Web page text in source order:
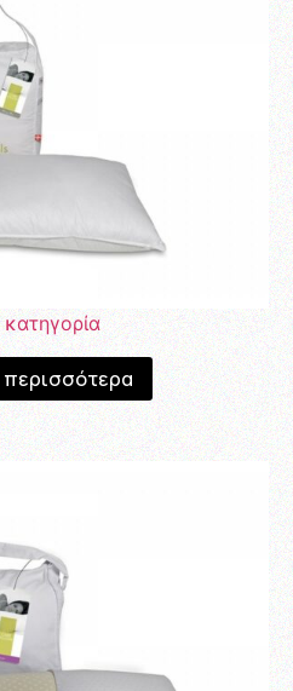
περισσότερα